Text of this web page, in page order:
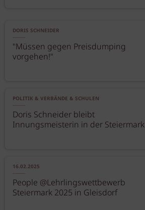
DORIS SCHNEIDER
"Müssen gegen Preisdumping
vorgehen!"
POLITIK & VERBÄNDE & SCHULEN
Doris Schneider bleibt
Innungsmeisterin in der Steiermark
16.02.2025
People @Lehrlingswettbewerb
Steiermark 2025 in Gleisdorf